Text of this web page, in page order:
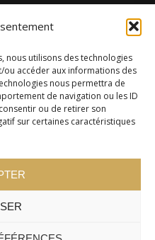
nous utilisons des technologies
accéder aux informations des
nous permettra de
de navigation ou les ID
ou de retirer son
sur certaines caractéristiques
819, Saint-Augustin-de-
-